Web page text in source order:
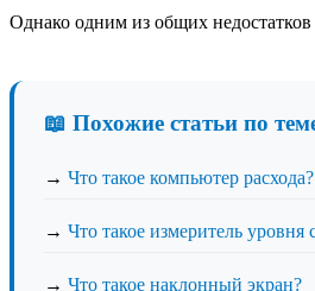
Однако одним из общих недостатков
📖 Похожие статьи по
→ Что такое компьютер расхода?
→ Что такое измеритель уровня
→ Что такое наклонный экран?